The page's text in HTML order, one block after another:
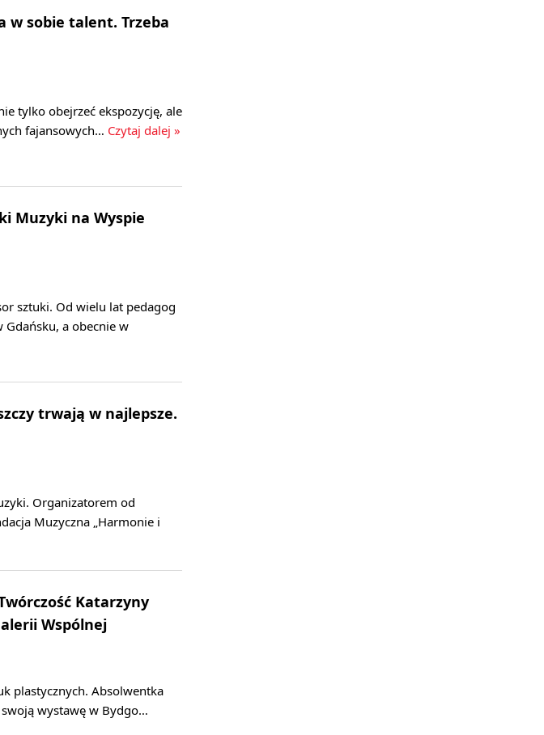
w sobie talent. Trzeba
tylko obejrzeć ekspozycję, ale
fajansowych… Czytaj dalej »
Muzyki na Wyspie
sztuki. Od wielu lat pedagog
a obecnie w
trwają w najlepsze.
Organizatorem od
Muzyczna „Harmonie i
Katarzyny
Wspólnej
plastycznych. Absolwentka
swoją wystawę w Bydgo…